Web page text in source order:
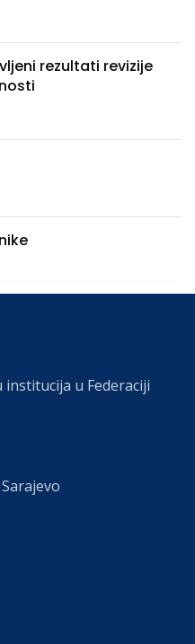
rezultati revizije
u Federaciji